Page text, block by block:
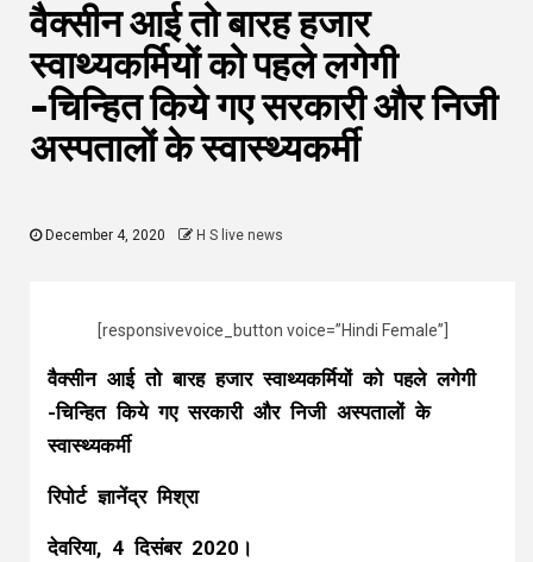
वैक्सीन आई तो बारह हजार
स्वाथ्यकर्मियों को पहले लगेगी
-चिन्हित किये गए सरकारी और निजी
अस्पतालों के स्वास्थ्यकर्मी
December 4, 2020 H S live news
[responsivevoice_button voice=”Hindi Female”]
वैक्सीन आई तो बारह हजार स्वाथ्यकर्मियों को पहले लगेगी
-चिन्हित किये गए सरकारी और निजी अस्पतालों के
स्वास्थ्यकर्मी
रिपोर्ट ज्ञानेंद्र मिश्रा
देवरिया, 4 दिसंबर 2020।